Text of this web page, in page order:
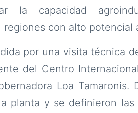
la capacidad
regiones con alto potencial
por una visita técnica
del Centro
Loa Tamaronis.
planta y se definieron